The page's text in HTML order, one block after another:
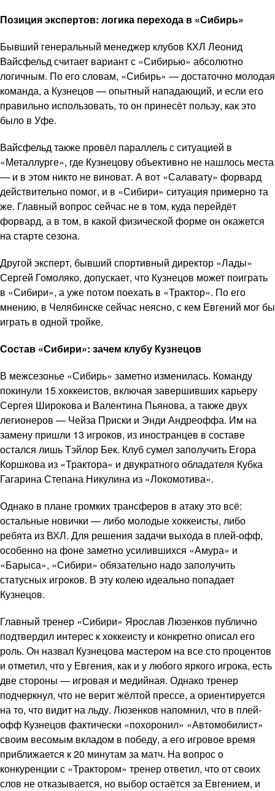
Позиция экспертов: логика перехода в «Сибирь»
Бывший генеральный менеджер клубов КХЛ Леонид
Вайсфельд считает вариант с «Сибирью» абсолютно
логичным. По его словам, «Сибирь» — достаточно молодая
команда, а Кузнецов — опытный нападающий, и если его
правильно использовать, то он принесёт пользу, как это
было в Уфе.
Вайсфельд также провёл параллель с ситуацией в
«Металлурге», где Кузнецову объективно не нашлось места
— и в этом никто не виноват. А вот «Салавату» форвард
действительно помог, и в «Сибири» ситуация примерно та
же. Главный вопрос сейчас не в том, куда перейдёт
форвард, а в том, в какой физической форме он окажется
на старте сезона.
Другой эксперт, бывший спортивный директор «Лады»
Сергей Гомоляко, допускает, что Кузнецов может поиграть
в «Сибири», а уже потом поехать в «Трактор». По его
мнению, в Челябинске сейчас неясно, с кем Евгений мог бы
играть в одной тройке.
Состав «Сибири»: зачем клубу Кузнецов
В межсезонье «Сибирь» заметно изменилась. Команду
покинули 15 хоккеистов, включая завершивших карьеру
Сергея Широкова и Валентина Пьянова, а также двух
легионеров — Чейза Приски и Энди Андреоффа. Им на
замену пришли 13 игроков, из иностранцев в составе
остался лишь Тэйлор Бек. Клуб сумел заполучить Егора
Коршкова из «Трактора» и двукратного обладателя Кубка
Гагарина Степана Никулина из «Локомотива».
Однако в плане громких трансферов в атаку это всё:
остальные новички — либо молодые хоккеисты, либо
ребята из ВХЛ. Для решения задачи выхода в плей-офф,
особенно на фоне заметно усилившихся «Амура» и
«Барыса», «Сибири» обязательно надо заполучить
статусных игроков. В эту колею идеально попадает
Кузнецов.
Главный тренер «Сибири» Ярослав Люзенков публично
подтвердил интерес к хоккеисту и конкретно описал его
роль. Он назвал Кузнецова мастером на все сто процентов
и отметил, что у Евгения, как и у любого яркого игрока, есть
две стороны — игровая и медийная. Однако тренер
подчеркнул, что не верит жёлтой прессе, а ориентируется
на то, что видит на льду. Люзенков напомнил, что в плей-
офф Кузнецов фактически «похоронил» «Автомобилист»
своим весомым вкладом в победу, а его игровое время
приближается к 20 минутам за матч. На вопрос о
конкуренции с «Трактором» тренер ответил, что от своих
слов не отказывается, но выбор остаётся за Евгением, и